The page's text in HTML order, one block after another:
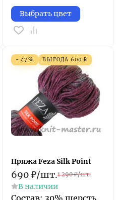
Выбрать цвет
- 47% ВЫГОДА 600 ₽
Пряжа Feza Silk Point
690 ₽/шт.1 290 ₽/шт.
В наличии
Состав: 30% шерсть,